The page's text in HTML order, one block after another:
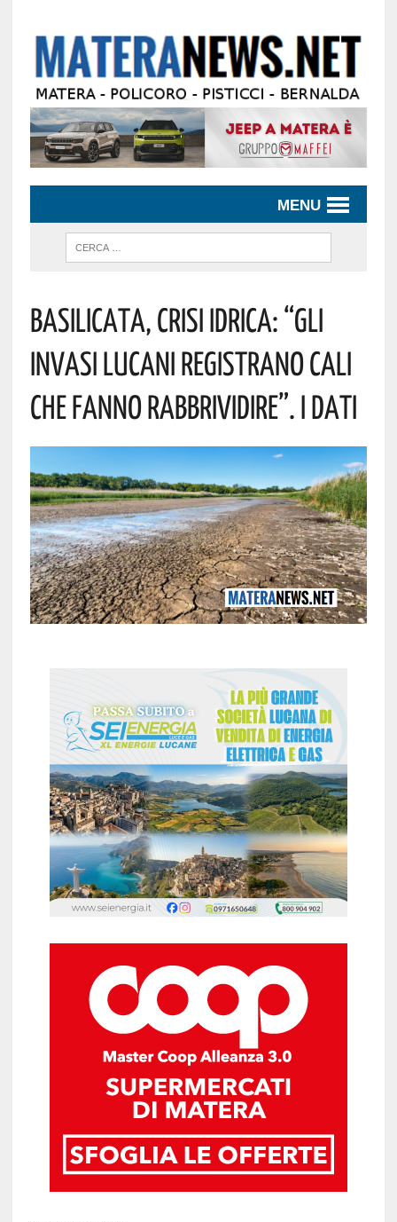
MENU
Basilicata, Crisi Idrica: “Gli
Invasi Lucani Registrano Cali
Che Fanno Rabbrividire”. I Dati